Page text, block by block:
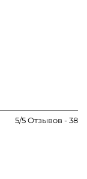
5/5 Отзывов - 38